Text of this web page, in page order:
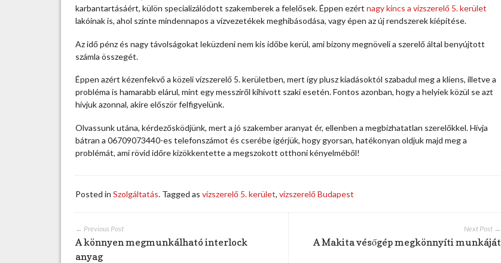
t
l
a
d
o
l
o
z
i
a
v
z
z
karbantartásáért, külön specializálódott szakemberek a felelősek. Éppen ezértnagy kincs a vízszerelő 5. kerület
lakóinak is, ahol szinte mindennapos a vízvezetékek meghibásodása, vagy épen az új rendszerek kiépítése.
Az idő pénz és nagy távolságokat leküzdeni nem kis időbe kerül, ami bizony megnöveli a szerelő által benyújtott
számla összegét.
Éppen azért kézenfekvő a közeli vízszerelő 5. kerületben, mert így plusz kiadásoktól szabadul meg a kliens, illetve a
probléma is hamarabb elárul, mint egy messziről kihívott szaki esetén. Fontos azonban, hogy a helyiek közül se azt
hívjuk azonnal, akire először felfigyelünk.
Olvassunk utána, kérdezősködjünk, mert a jó szakember aranyat ér, ellenben a megbízhatatlan szerelőkkel. Hívja
bátran a 06709073440-es telefonszámot és cserébe ígérjük, hogy gyorsan, hatékonyan oldjuk majd meg a
problémát, ami rövid időre kizökkentette a megszokott otthoni kényelméből!
Posted inSzolgáltatás. Tagged asvízszerelő 5. kerület,vízszerelő Budapest
Next Post →
A Makita vésőgép megkönnyíti munkáját
← Previous Post
A könnyen megmunkálható interlock
anyag